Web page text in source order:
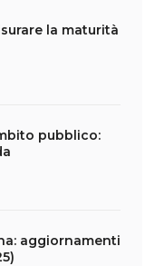
la maturità
pubblico:
aggiornamenti